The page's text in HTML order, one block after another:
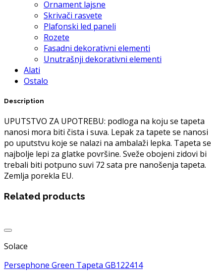
Ornament lajsne
Skrivači rasvete
Plafonski led paneli
Rozete
Fasadni dekorativni elementi
Unutrašnji dekorativni elementi
Alati
Ostalo
Description
UPUTSTVO ZA UPOTREBU: podloga na koju se tapeta
nanosi mora biti čista i suva. Lepak za tapete se nanosi
po uputstvu koje se nalazi na ambalaži lepka. Tapeta se
najbolje lepi za glatke površine. Sveže obojeni zidovi bi
trebali biti potpuno suvi 72 sata pre nanošenja tapeta.
Zemlja porekla EU.
Related products
Solace
Persephone Green Tapeta GB122414